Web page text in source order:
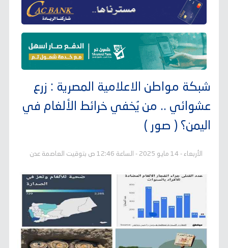
شبكة مواطن الاعلامية المصرية : زرع
عشوائي .. من يُخفي خرائط الألغام في
اليمن؟ ( صور )
الأربعاء - 14 مايو 2025 - الساعة 12:46 ص بتوقيت العاصمة عدن